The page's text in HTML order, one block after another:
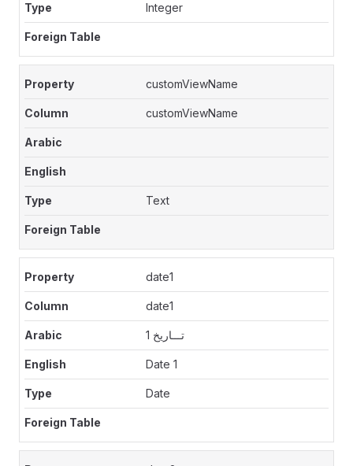
Integer
customViewName
customViewName
Text
date1
date1
تـــاريخ 1
Date 1
Date